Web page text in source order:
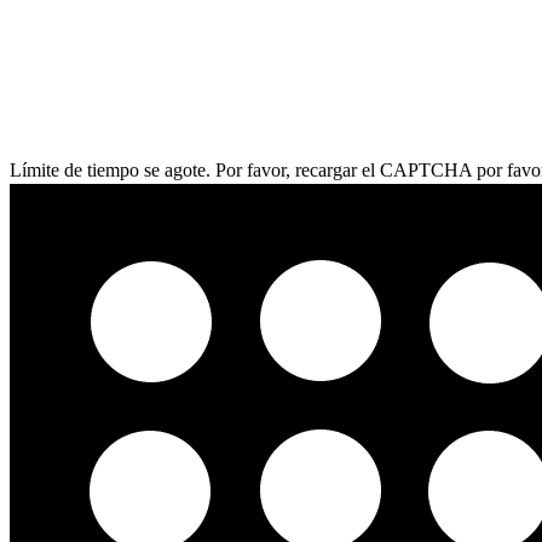
Límite de tiempo se agote. Por favor, recargar el CAPTCHA por